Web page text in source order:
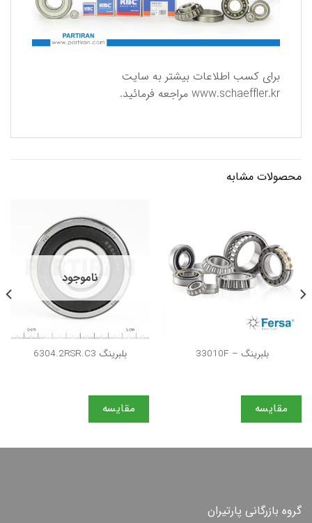
برای كسب اطلاعات بیشتر به سایت
www.schaeffler.kr مراجعه فرمائید.
محصولات مشابه
بلبرینگ – 33010F
مقایسه
ناموجود
بلبرینگ 6304.2RSR.C3
مقایسه
گروه بازرگانی پارتیران